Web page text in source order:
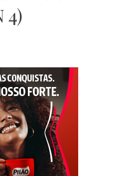
4)